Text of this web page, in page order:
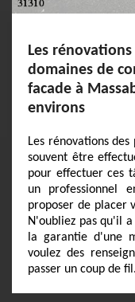
Les
domaines de
facade à
environs
Les rénovations
souvent être
pour effectuer ces
un professionnel
proposer de placer
N'oubliez pas qu'il
la garantie d'une
voulez des
passer un coup de fil.